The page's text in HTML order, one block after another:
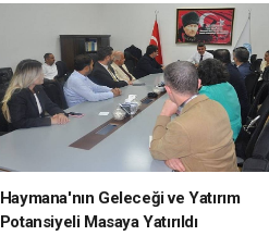
Haymana'nın Geleceği ve Yatırım
Potansiyeli Masaya Yatırıldı